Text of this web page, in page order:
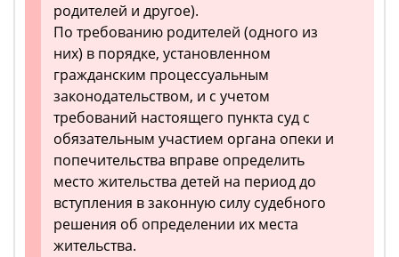
родителей и другое).
По требованию родителей (одного из
них) в порядке, установленном
гражданским процессуальным
законодательством, и с учетом
требований настоящего пункта суд с
обязательным участием органа опеки и
попечительства вправе определить
место жительства детей на период до
вступления в законную силу судебного
решения об определении их места
жительства.